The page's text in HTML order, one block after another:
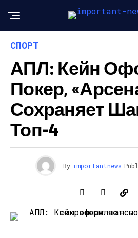
СПОРТ
АПЛ: Кейн
Покер,
Сохраняет
Топ-4
By importantnews